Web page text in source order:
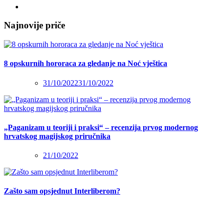
Najnovije priče
8 opskurnih hororaca za gledanje na Noć vještica
31/10/202231/10/2022
„Paganizam u teoriji i praksi“ – recenzija prvog modernog
hrvatskog magijskog priručnika
21/10/2022
Zašto sam opsjednut Interliberom?